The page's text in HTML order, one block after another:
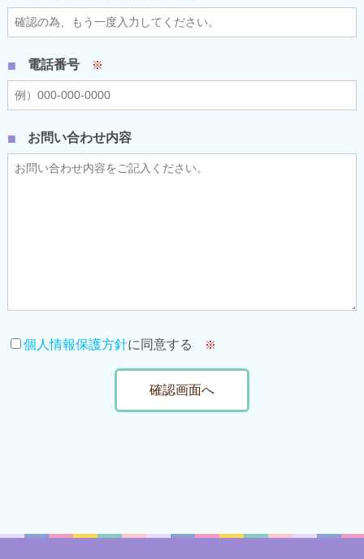
電話番号 ※
お問い合わせ内容
個人情報保護方針に同意する ※